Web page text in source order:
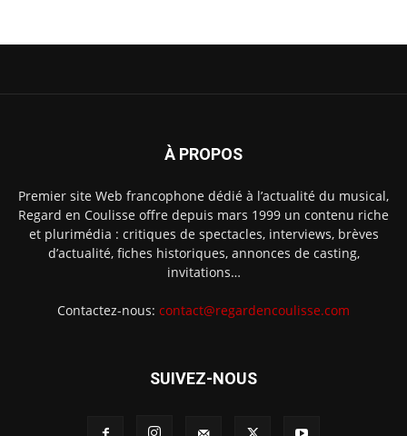
À PROPOS
Premier site Web francophone dédié à l’actualité du musical,
Regard en Coulisse offre depuis mars 1999 un contenu riche
et plurimédia : critiques de spectacles, interviews, brèves
d’actualité, fiches historiques, annonces de casting,
invitations…
Contactez-nous: contact@regardencoulisse.com
SUIVEZ-NOUS